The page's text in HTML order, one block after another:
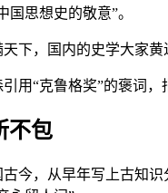
思想史的敬意”。
下，国内的史学大家
用“克鲁格奖”的褒词
不包
今，从早年写上古知